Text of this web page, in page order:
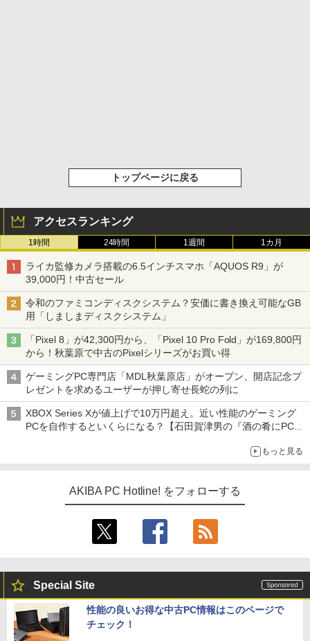
トップページに戻る
アクセスランキング
1時間 24時間 1週間 1カ月
ライカ監修カメラ搭載の6.5インチスマホ「AQUOS R9」が
39,000円！中古セール
令和のファミコンディスクシステム？安価に書き換え可能なGB
用「しましまディスクシステム」
「Pixel 8」が42,300円から、「Pixel 10 Pro Fold」が169,800円
から！秋葉原で中古のPixelシリーズがお買い得
ゲーミングPC専門店「MDL秋葉原店」がオープン、開店記念プ
レゼントを求めるユーザーが押し寄せ長蛇の列に
XBOX Series Xが値上げで10万円超え。近い性能のゲーミング
PCを自作するといくらになる？【石田賀津男の『酒の肴にPCゲ
もっと見る
AKIBA PC Hotline! をフォローする
Special Site
性能の良いお得な中古PC情報はこのページで
チェック！